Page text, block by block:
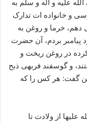
علیه و آله و سلم به
و خانواده ات تدارک
خرما و روغن به
پیامبر بردم، آن حضرت
کرده در روغن ریخت و
و گوسفند فربهی ذبح
من گفت: هر کس را که
از ولادت تا